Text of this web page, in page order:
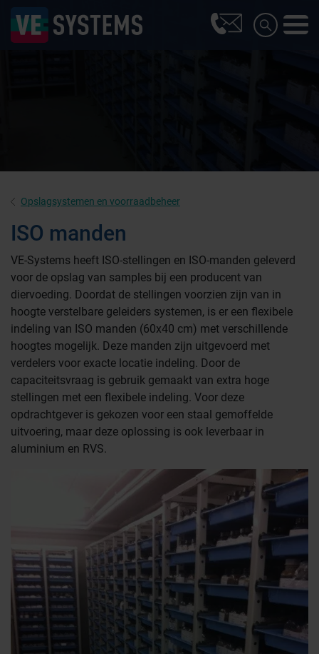
Opslagsystemen en voorraadbeheer
ISO manden
VE-Systems heeft ISO-stellingen en ISO-manden geleverd
voor de opslag van samples bij een producent van
diervoeding. Doordat de stellingen voorzien zijn van in
hoogte verstelbare geleiders systemen, is er een flexibele
indeling van ISO manden (60x40 cm) met verschillende
hoogtes mogelijk. Deze manden zijn uitgevoerd met
verdelers voor exacte locatie indeling. Door de
capaciteitsvraag is gebruik gemaakt van extra hoge
stellingen met een flexibele indeling. Voor deze
opdrachtgever is gekozen voor een staal gemoffelde
uitvoering, maar deze oplossing is ook leverbaar in
aluminium en RVS.
Cleanrooms
Logistiek en opslag
Afvalinzamelaars
Farmaceutische industrie
Medicijn- en verbandkasten
Werkplekinrichting